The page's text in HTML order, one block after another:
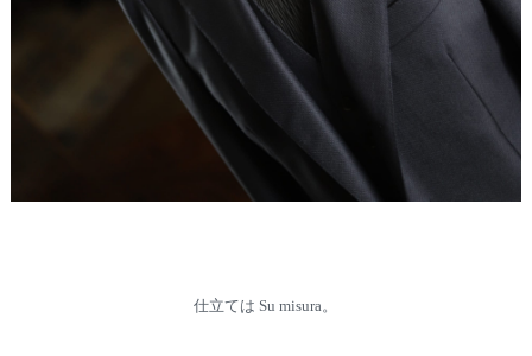
仕立ては Su misura。